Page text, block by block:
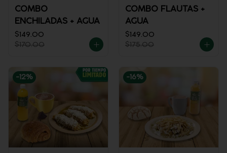
COMBO
ENCHILADAS + AGUA
$149.00
$170.00
COMBO FLAUTAS +
AGUA
$149.00
$175.00
-12% -16%